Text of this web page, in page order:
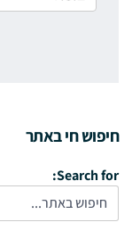
חיפוש חי באתר
Search for: